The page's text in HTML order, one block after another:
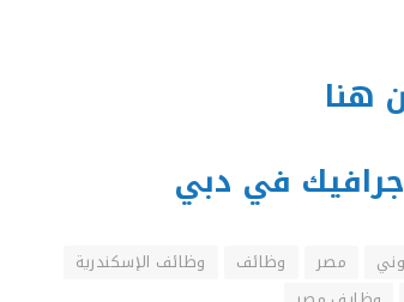
هنا
في دبي
مصر وظائف
وظائف الإسكندرية